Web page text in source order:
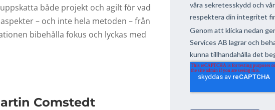
både projekt och agilt för vad
– och inte hela metoden – från
bibehålla fokus och lyckas med
Comstedt